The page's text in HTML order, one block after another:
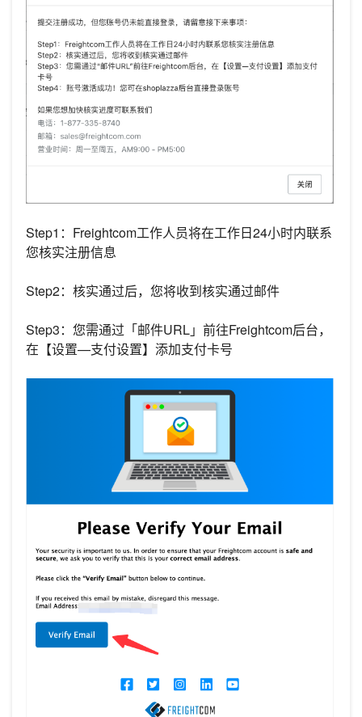
Step1：Freightcom工作人员将在工作日24小时内联系
您核实注册信息
Step2：核实通过后，您将收到核实通过邮件
Step3：您需通过「邮件URL」前往Freightcom后台，
在【设置—支付设置】添加支付卡号